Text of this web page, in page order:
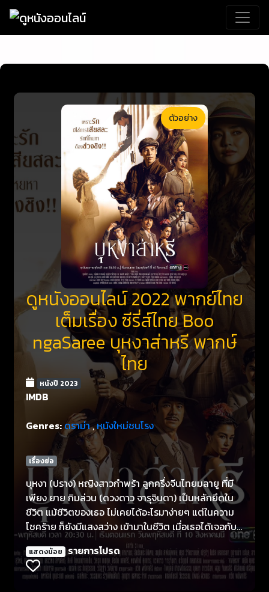
ตัวอย่าง
ดูหนังออนไลน์ 2022 พากย์ไทย
เต็มเรื่อง ซีรี่ส์ไทย Boo
ngaSaree บุหงาส่าหรี พากษ์
ไทย
หนังปี 2023
IMDB
Genres:ดราม่า,หนังใหม่ชนโรง
เรื่องย่อ
บุหงา (ปราง) หญิงสาวกำพร้า ลูกครึ่งจีนไทยมลายู ที่มี
เพียง ยาย กิมล่วน (ดวงดาว จารุจินดา) เป็นหลักยึดใน
ชีวิต แม้ชีวิตของเธอ ไม่เคยได้อะไรมาง่ายๆ แต่ในความ
โชคร้าย ก็ยังมีแสงสว่าง เข้ามาในชีวิต เมื่อเธอได้เจอกับ
ตะวัน (เจษ) ชายหนุ่มหน้าตาดี ผู้เพียบพร้อม แต่กลับมี
ชีวิตครอบครัวที่แตกแยก ตะวันเข้ามาเป็นน้ำหล่อเลี้ยง
หัวใจของบุหงา ให้มีชีวิตชีวา แต่ทว่า โชคชะตากลับเล่น
ตลก ให้ทั้งคู่ต้องเจอกับอุปสรรคมากมาย ท่ามกลาง
แสดงน้อย รายการโปรด